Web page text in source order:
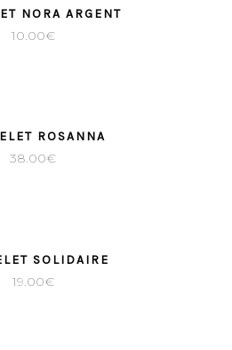
NORA ARGENT
10.00€
ROSANNA
38.00€
SOLIDAIRE
19.00€